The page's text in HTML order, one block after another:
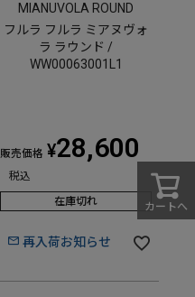
MIANUVOLA ROUND
フルラ フルラ ミアヌヴォ
ラ ラウンド /
WW00063001L1
販売価格 ¥28,600
税込
在庫切れ
再入荷お知らせ
カートへ